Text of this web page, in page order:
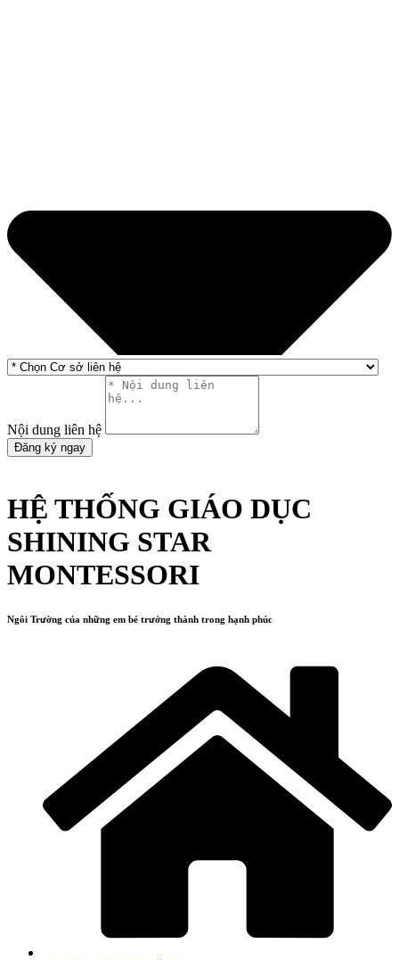
Nội dung liên hệ
Đăng ký ngay
HỆ THỐNG GIÁO DỤC
SHINING STAR
MONTESSORI
Ngôi Trường của những em bé trưởng thành trong hạnh phúc